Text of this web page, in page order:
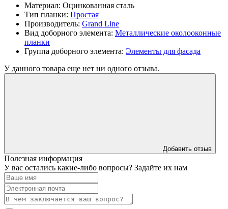
Материал: Оцинкованная сталь
Тип планки: Простая
Производитель: Grand Line
Вид доборного элемента: Металлические околооконные
планки
Группа доборного элемента: Элементы для фасада
У данного товара еще нет ни одного отзыва.
Добавить отзыв
Полезная информация
У вас остались какие-либо вопросы? Задайте их нам